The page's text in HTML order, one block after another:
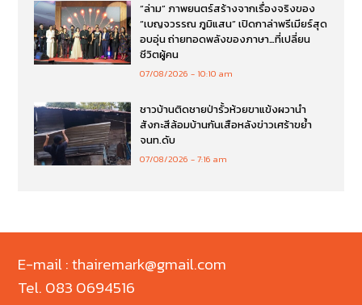
“ล่าม” ภาพยนตร์สร้างจากเรื่องจริงของ
“เบญจวรรณ ภูมิแสน” เปิดกาล่าพรีเมียร์สุด
อบอุ่น ถ่ายทอดพลังของภาษา…ที่เปลี่ยน
ชีวิตผู้คน
07/08/2026 10:10 am
ชาวบ้านติดชายป่ารั้วห้วยขาแข้งผวานำ
สังกะสีล้อมบ้านกันเสือหลังข่าวเศร้าขย้ำ
จนท.ดับ
07/08/2026 7:16 am
E-mail : thairemark@gmail.com
Tel. 083 0694516